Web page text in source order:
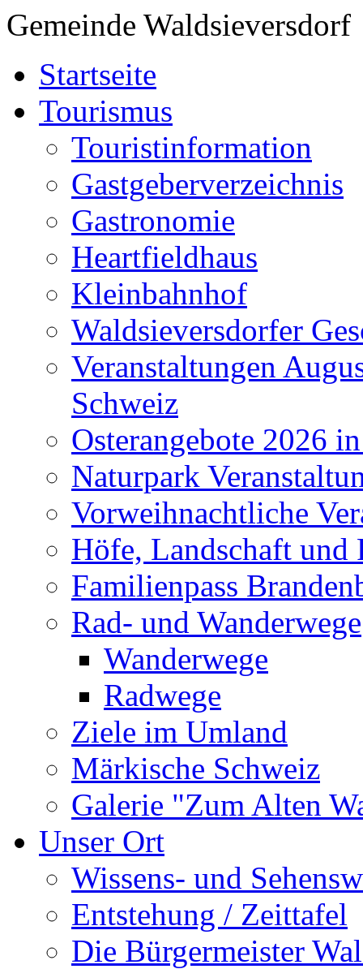
Gemeinde Waldsieversdorf
Startseite
Tourismus
Touristinformation
Gastgeberverzeichnis
Gastronomie
Heartfieldhaus
Kleinbahnhof
Waldsieversdorfer
Veranstaltungen
Schweiz
Osterangebote 2026
Naturpark
Vorweihnachtliche
Höfe, Landschaft und
Familienpass
Rad- und Wanderwege
Wanderwege
Radwege
Ziele im Umland
Märkische Schweiz
Galerie "Zum Alten
Unser Ort
Wissens- und
Entstehung / Zeittafel
Die Bürgermeister